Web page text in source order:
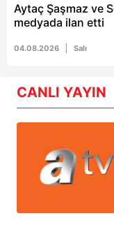
Aytaç Şaşmaz ve
medyada ilan etti
04.08.2026 Salı
CANLI YAYIN